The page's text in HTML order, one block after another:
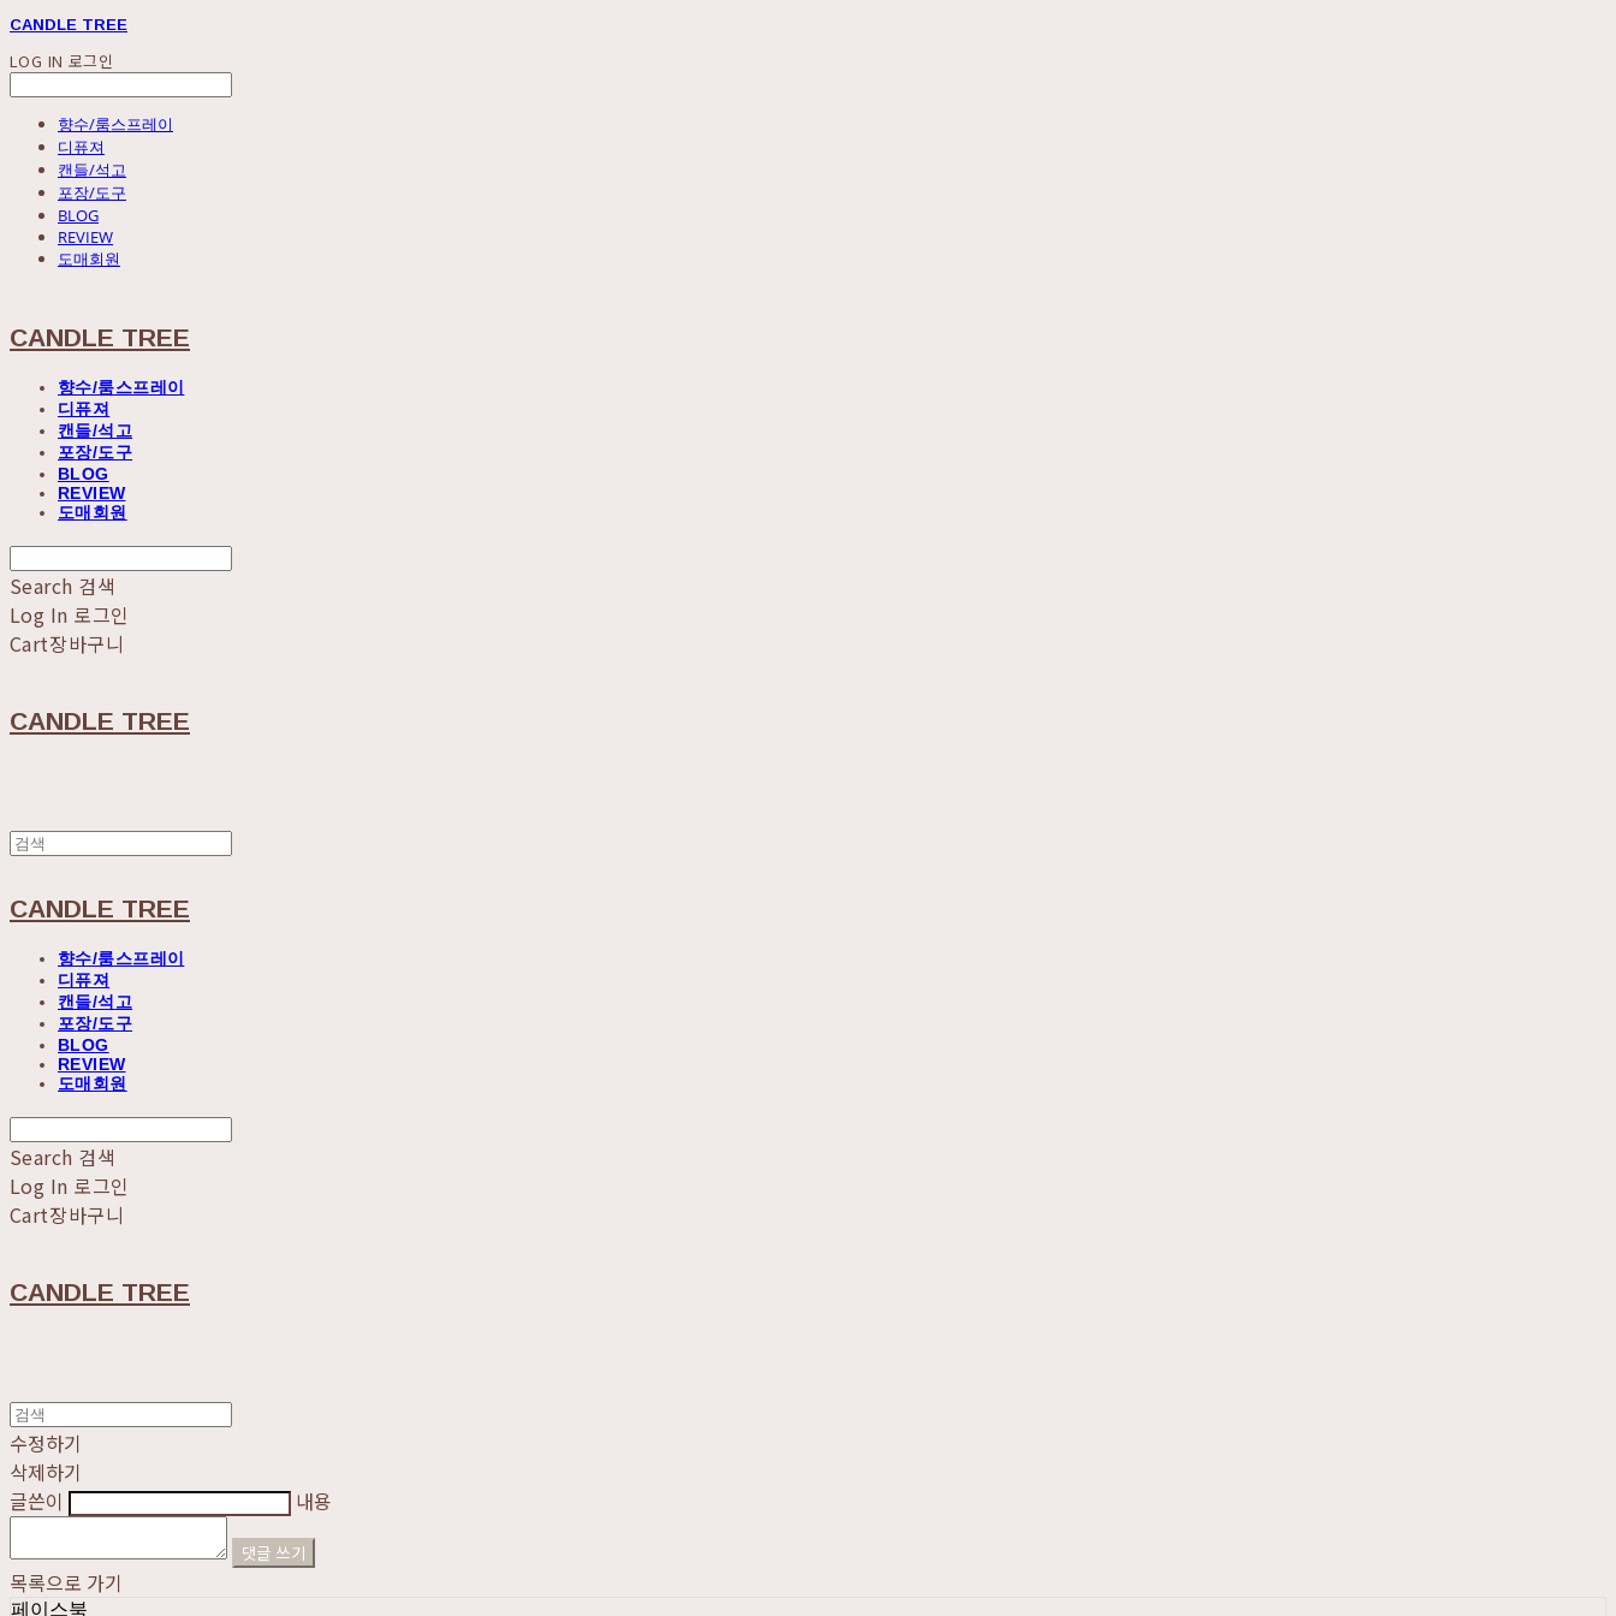
CANDLE TREE
LOG IN 로그인
향수/룸스프레이
디퓨져
캔들/석고
포장/도구
BLOG
REVIEW
도매회원
CANDLE TREE
향수/룸스프레이
디퓨져
캔들/석고
포장/도구
BLOG
REVIEW
도매회원
Search 검색
Log In 로그인
Cart장바구니
CANDLE TREE
CANDLE TREE
향수/룸스프레이
디퓨져
캔들/석고
포장/도구
BLOG
REVIEW
도매회원
Search 검색
Log In 로그인
Cart장바구니
CANDLE TREE
수정하기
삭제하기
글쓴이
내용
댓글 쓰기
목록으로 가기
페이스북